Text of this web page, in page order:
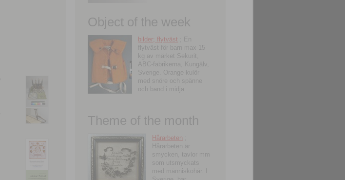
Object of the week
bilder; flytväst ; En
flytväst för barn max 15
kg av märket Sekurit,
ABC-fabrikerna, Kungälv,
Sverige. Orange kulör
med snöre och spänne
och band i midja.
Theme of the month
Hårarbeten
Hårarbeten är
smycken, tavlor mm
som utsmyckats
med människohår. I